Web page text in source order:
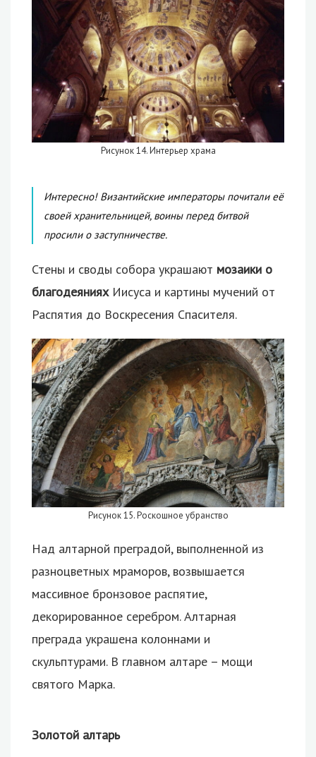
Рисунок 14. Интерьер храма
Интересно! Византийские императоры почитали её
своей хранительницей, воины перед битвой
просили о заступничестве.
Стены и своды собора украшают мозаики о
благодеянияхИисуса и картины мучений от
Распятия до Воскресения Спасителя.
Рисунок 15. Роскошное убранство
Над алтарной преградой, выполненной из
разноцветных мраморов, возвышается
массивное бронзовое распятие,
декорированное серебром. Алтарная
преграда украшена колоннами и
скульптурами. В главном алтаре – мощи
святого Марка.
Золотой алтарь